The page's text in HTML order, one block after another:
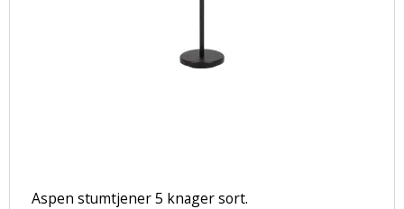
Aspen stumtjener 5 knager sort.